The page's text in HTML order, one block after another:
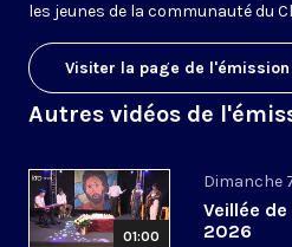
les jeunes de la communauté du
Visiter la page de l'émission
Autres vidéos de
01:00
Dimanche
Veillée
2026